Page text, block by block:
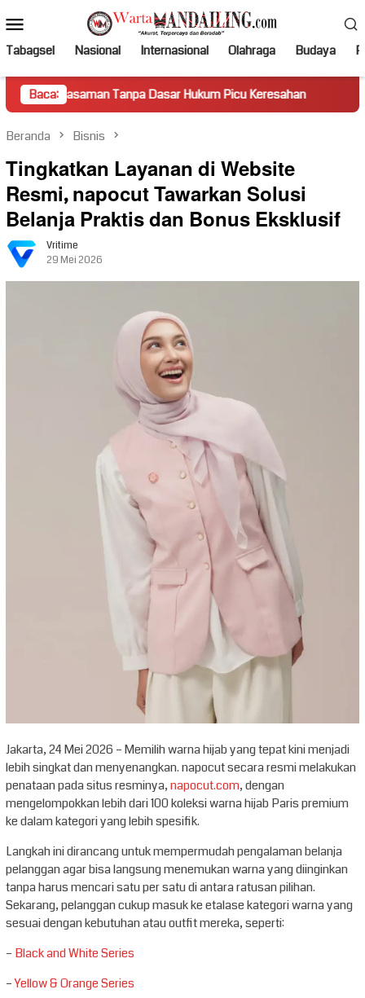
ke
kontenMobile
Tabagsel Nasional Internasional Olahraga Budaya
Baca:
Tanpa Dasar Hukum Picu Keresahan Truk Miring
Beranda Bisnis
Tingkatkan Layanan di Website
Resmi, napocut Tawarkan Solusi
Belanja Praktis dan Bonus Eksklusif
Vritime
29 Mei 2026
Jakarta, 24 Mei 2026 – Memilih warna hijab yang tepat kini menjadi
lebih singkat dan menyenangkan. napocut secara resmi melakukan
penataan pada situs resminya,napocut.com, dengan
mengelompokkan lebih dari 100 koleksi warna hijab Paris premium
ke dalam kategori yang lebih spesifik.
Langkah ini dirancang untuk mempermudah pengalaman belanja
pelanggan agar bisa langsung menemukan warna yang diinginkan
tanpa harus mencari satu per satu di antara ratusan pilihan.
Sekarang, pelanggan cukup masuk ke etalase kategori warna yang
sesuai dengan kebutuhan atau outfit mereka, seperti:
– Black and White Series
–Yellow & Orange Series